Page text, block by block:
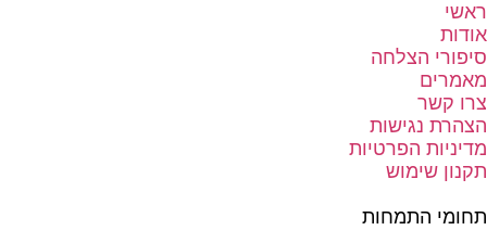
ראשי
אודות
סיפורי הצלחה
מאמרים
צרו קשר
הצהרת נגישות
מדיניות הפרטיות
תקנון שימוש
תחומי התמחות